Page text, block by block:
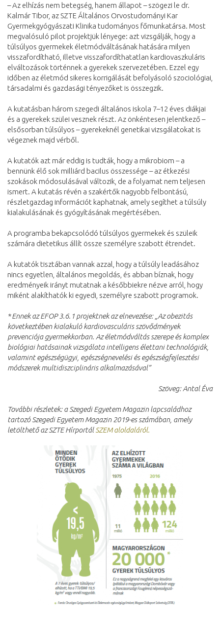
– Az elhízás nem betegség, hanem állapot – szögezi le dr.
Kalmár Tibor, az SZTE Általános Orvostudományi Kar
Gyermekgyógyászati Klinika tudományos főmunkatársa. Most
megvalósuló pilot projektjük lényege: azt vizsgálják, hogy a
túlsúlyos gyermekek életmódváltásának hatására milyen
visszafordítható, illetve visszafordíthatatlan kardiovaszkuláris
elváltozások történnek a gyerekek szervezetében. Ezzel egy
időben az életmód sikeres korrigálását befolyásoló szociológiai,
társadalmi és gazdasági tényezőket is összegzik.
A kutatásban három szegedi általános iskola 7–12 éves diákjai
és a gyerekek szülei vesznek részt. Az önkéntesen jelentkező –
elsősorban túlsúlyos – gyerekeknél genetikai vizsgálatokat is
végeznek majd vérből.
A kutatók azt már eddig is tudták, hogy a mikrobiom – a
bennünk élő sok milliárd bacilus összessége – az étkezési
szokások módosulásával változik, de a folyamat nem teljesen
ismert. A kutatás révén a szakértők nagyobb felbontású,
részletgazdag információt kaphatnak, amely segíthet a túlsúly
kialakulásának és gyógyításának megértésében.
A programba bekapcsolódó túlsúlyos gyermekek és szüleik
számára dietetikus állít össze személyre szabott étrendet.
A kutatók tisztában vannak azzal, hogy a túlsúly leadásához
nincs egyetlen, általános megoldás, és abban bíznak, hogy
eredményeik irányt mutatnak a későbbiekre nézve arról, hogy
miként alakíthatók ki egyedi, személyre szabott programok.
* Ennek az EFOP 3.6.1 projektnek az elnevezése: „Az obezitás
következtében kialakuló kardiovasculáris szövődmények
prevenciója gyermekkorban. Az életmódváltás szerepe és komplex
biológiai hatásainak vizsgálata intelligens élettani technológiák,
valamint egészségügyi, egészségnevelési és egészségfejlesztési
módszerek multidiszciplináris alkalmazásával”
Szöveg: Antal Éva
További részletek: a Szegedi Egyetem Magazin lapcsaládhoz
tartozó Szegedi Egyetem Magazin 2019-es számában, amely
letölthető az SZTE HírportálSZEM aloldaláról.